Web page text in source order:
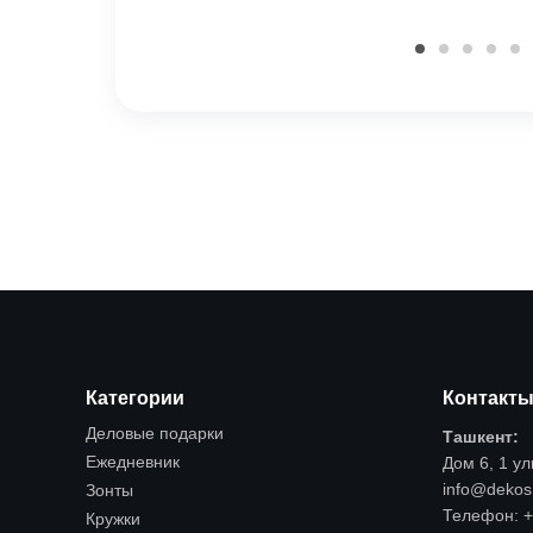
Категории
Деловые подарки
Ежедневник
Зонты
Кружки
Контакты
Ташкент:
Дом 6, 1
Телефон: